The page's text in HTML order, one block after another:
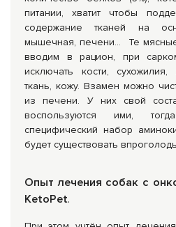
питании, хватит чтобы
содержание тканей на
мышечная, печени… Те
вводим в рацион, при
исключать кости,
ткань, кожу. Взамен можно
из печени. У них свой
воспользуются ими,
специфический набор
будет существовать
Опыт лечения собак с
KetoPet.